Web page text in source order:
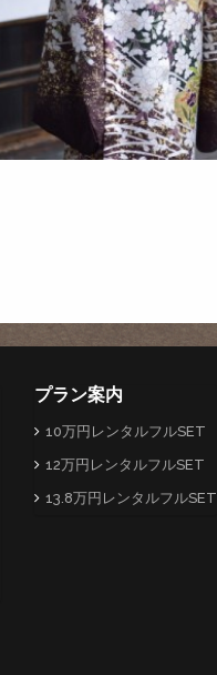
プラン案内
10万円レンタルフルSET
12万円レンタルフルSET
13.8万円レンタルフルSET